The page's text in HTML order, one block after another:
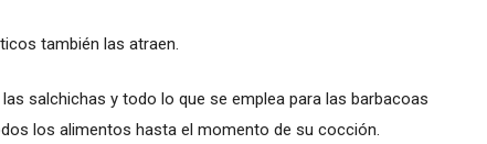
también las atraen.
salchichas y todo lo que se emplea para las barbacoas
los alimentos hasta el momento de su cocción.